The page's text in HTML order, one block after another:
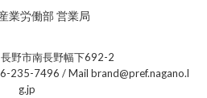
業労働部 営業局
野市南長野幅下692-2
235-7496 / Mail brand@pref.nagano.l
g.jp